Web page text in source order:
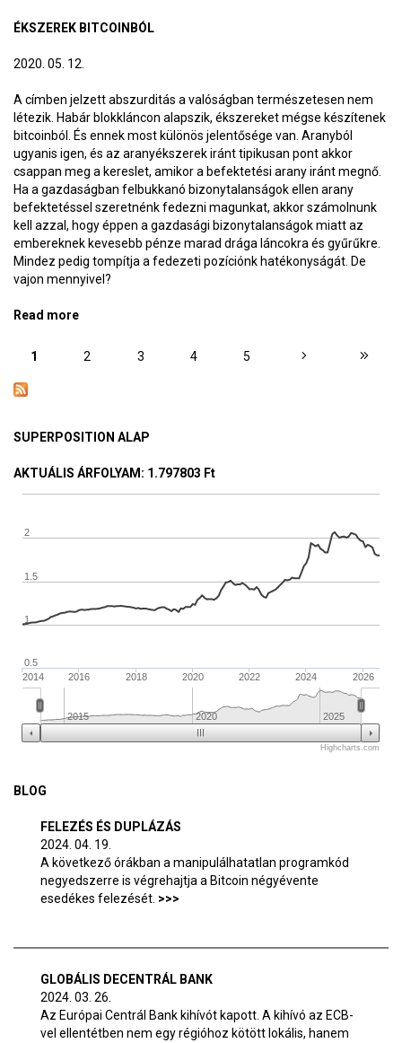
ÉKSZEREK BITCOINBÓL
2020. 05. 12.
A címben jelzett abszurditás a valóságban természetesen nem
létezik. Habár blokkláncon alapszik, ékszereket mégse készítenek
bitcoinból. És ennek most különös jelentősége van. Aranyból
ugyanis igen, és az aranyékszerek iránt tipikusan pont akkor
csappan meg a kereslet, amikor a befektetési arany iránt megnő.
Ha a gazdaságban felbukkanó bizonytalanságok ellen arany
befektetéssel szeretnénk fedezni magunkat, akkor számolnunk
kell azzal, hogy éppen a gazdasági bizonytalanságok miatt az
embereknek kevesebb pénze marad drága láncokra és gyűrűkre.
Mindez pedig tompítja a fedezeti pozíciónk hatékonyságát. De
vajon mennyivel?
Read more
OLDALAK
1 2 3 4 5
SUPERPOSITION ALAP
AKTUÁLIS ÁRFOLYAM: 1.797803 Ft
2016 2018 2020 2022 2024 2026
2014
2015 2020 2025
1
1.5
2
0.5
Highcharts.com
BLOG
FELEZÉS ÉS DUPLÁZÁS
2024. 04. 19.
A következő órákban a manipulálhatatlan programkód
negyedszerre is végrehajtja a Bitcoin négyévente
esedékes felezését.
GLOBÁLIS DECENTRÁL BANK
2024. 03. 26.
Az Európai Centrál Bank kihívót kapott. A kihívó az ECB-
vel ellentétben nem egy régióhoz kötött lokális, hanem